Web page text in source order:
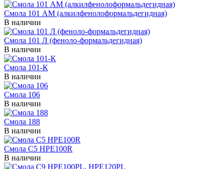
Смола 101 АМ (алкилфенолоформальдегидная)
В наличии
Смола 101 Л (феноло-формальдегидная)
В наличии
Смола 101-К
В наличии
Смола 106
В наличии
Смола 188
В наличии
Смола C5 HPE100R
В наличии